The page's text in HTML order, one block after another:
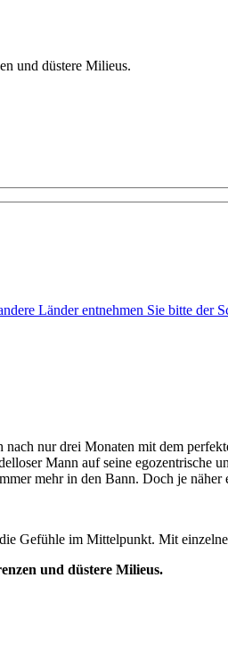
und düstere Milieus.
Länder entnehmen Sie bitte der
nur drei Monaten mit dem
Mann auf seine
mehr in den Bann. Doch je
Gefühle im Mittelpunkt. Mit
und düstere Milieus.